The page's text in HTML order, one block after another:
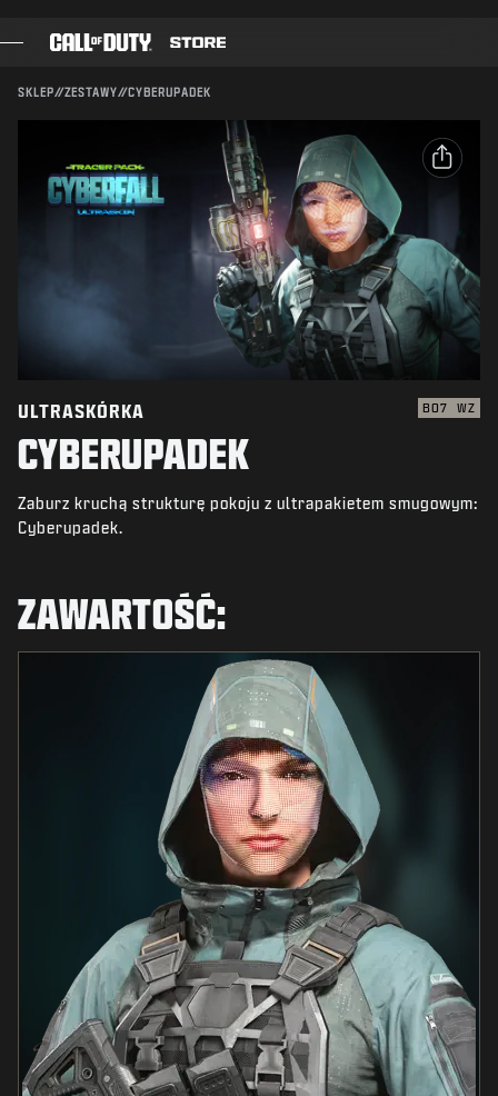
KARNET BOJOWY
CZARNA KOMÓRKA
GRY
AKTUALNOŚCI
WYŚLIJ
SKLEP//ZESTAWY//CYBERUPADEK
Kompatybilność:
POTWIERDŹ ZAKUP
ANULUJ
Activision może w każdej chwili usunąć daną zawartość
gry, uaktualnić ją lub zamienić na inną.
UDOSTĘPNIJ
E-mail
Facebook
X
Skopiuj link
ULTRASKÓRKA BO7 WZ
CYBERUPADEK
Zaburz kruchą strukturę pokoju z ultrapakietem smugowym:
Cyberupadek.
ZAWARTOŚĆ: